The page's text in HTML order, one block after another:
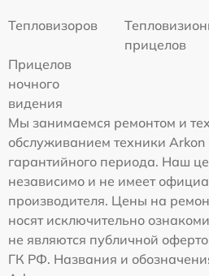
Тепловизоров
прицелов
Прицелов
ночного
видения
Мы занимаемся ремонтом и
обслуживанием техники Arkon
гарантийного периода. Наш
независимо и не имеет
производителя. Цены на
носят исключительно
не являются публичной
ГК РФ. Названия и